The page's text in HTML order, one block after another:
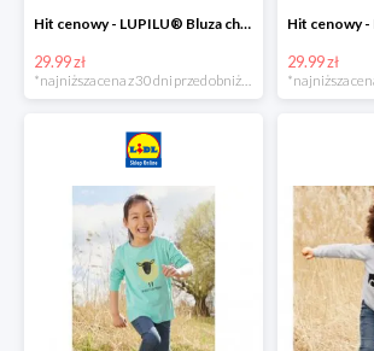
Hit cenowy - LUPILU® Bluza chłopięca w stylu college
29.99 zł
*najniższa cena z 30 dni przed obniżką
29.99 zł